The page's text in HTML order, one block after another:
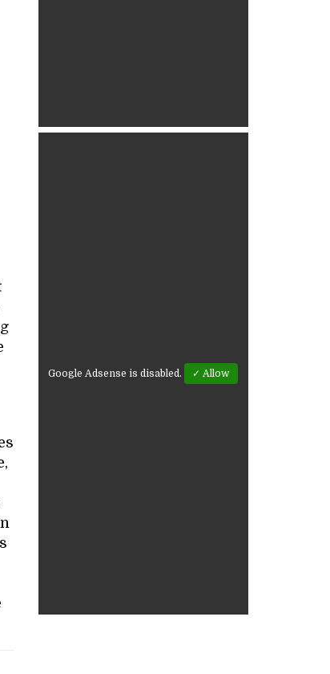
Google Adsense is disabled. ✓ Allow